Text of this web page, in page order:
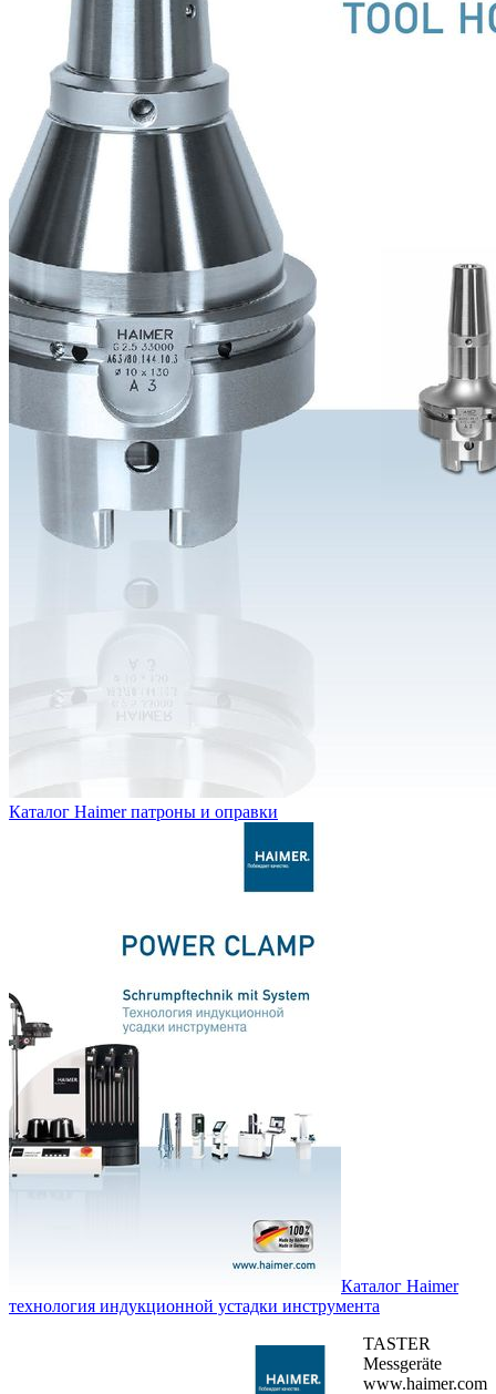
Каталог Haimer патроны и оправки
Каталог Haimer
технология индукционной устадки инструмента
TASTER
Messgeräte
www.haimer.com